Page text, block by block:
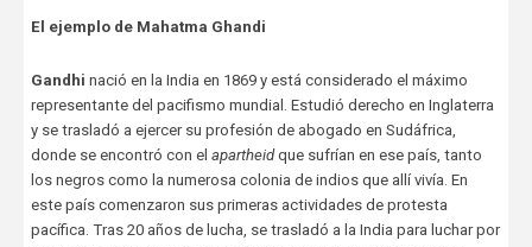
El ejemplo de Mahatma Ghandi
Gandhi nació en la India en 1869 y está considerado el máximo
representante del pacifismo mundial. Estudió derecho en Inglaterra
y se trasladó a ejercer su profesión de abogado en Sudáfrica,
donde se encontró con el apartheidque sufrían en ese país, tanto
los negros como la numerosa colonia de indios que allí vivía. En
este país comenzaron sus primeras actividades de protesta
pacífica. Tras 20 años de lucha, se trasladó a la India para luchar por